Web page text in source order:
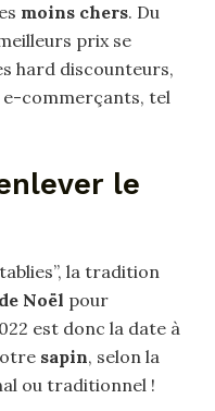
moins chers. Du
prix se
hard discounteurs,
e-commerçants, tel
le
la tradition
Noël pour
est donc la date à
sapin, selon la
ou traditionnel !